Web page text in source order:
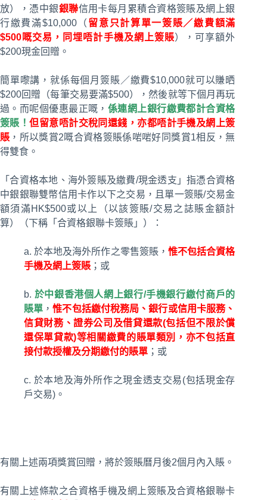
放），憑中銀銀聯信用卡每月累積合資格簽賬及網上銀
行繳費滿$10,000（ 留意只計算單一簽賬／繳費額滿
$500嘅交易，同埋唔計手機及網上簽賬），可享額外
$200現金回贈。
簡單嚟講，就係每個月簽賬／繳費$10,000就可以賺晒
$200回贈（每筆交易要滿$500），然後就等下個月再玩
過。而呢個優惠最正嘅， 係連網上銀行繳費都計合資格
簽賬！但留意唔計交稅同還錢，亦都唔計手機及網上簽
賬 ，所以獎賞2嘅合資格簽賬係啱啱好同獎賞1相反，無
得雙食。
「合資格本地、海外簽賬及繳費/現金透支」指憑合資格
中銀銀聯雙幣信用卡作以下之交易，且單一簽賬/交易金
額須滿HK$500或以上（以該簽賬/交易之誌賬金額計
算）（下稱「合資格銀聯卡簽賬」）：
a. 於本地及海外所作之零售簽賬， 惟不包括合資格
手機及網上簽賬 ；或
b. 於中銀香港個人網上銀行/手機銀行繳付商戶的
賬單 ，惟不包括繳付稅務局、銀行或信用卡服務、
信貸財務、證券公司及借貸還款(包括但不限於償
還保單貸款)等相關繳費的賬單類別，亦不包括直
接付款授權及分期繳付的賬單 ；或
c. 於本地及海外所作之現金透支交易(包括現金存
戶交易)。
有關上述兩項獎賞回贈，將於簽賬曆月後2個月內入賬。
有關上述條款之合資格手機及網上簽賬及合資格銀聯卡